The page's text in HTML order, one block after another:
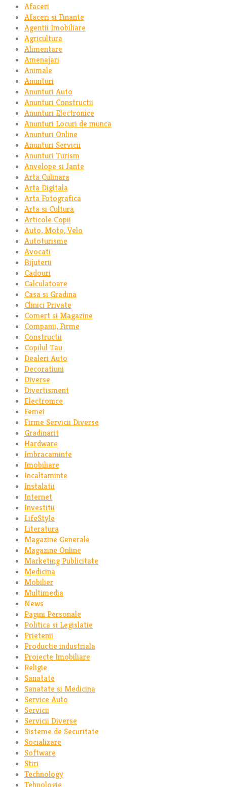
Afaceri
Afaceri si Finante
Agentii Imobiliare
Agricultura
Alimentare
Amenajari
Animale
Anunturi
Anunturi Auto
Anunturi Constructii
Anunturi Electronice
Anunturi Locuri de munca
Anunturi Online
Anunturi Servicii
Anunturi Turism
Anvelope si Jante
Arta Culinara
Arta Digitala
Arta Fotografica
Arta si Cultura
Articole Copii
Auto, Moto, Velo
Autoturisme
Avocati
Bijuterii
Cadouri
Calculatoare
Casa si Gradina
Clinici Private
Comert si Magazine
Companii, Firme
Constructii
Copilul Tau
Dealeri Auto
Decoratiuni
Diverse
Divertisment
Electronice
Femei
Firme Servicii Diverse
Gradinarit
Hardware
Imbracaminte
Imobiliare
Incaltaminte
Instalatii
Internet
Investitii
LifeStyle
Literatura
Magazine Generale
Magazine Online
Marketing Publicitate
Medicina
Mobilier
Multimedia
News
Pagini Personale
Politica si Legislatie
Prietenii
Productie industriala
Proiecte Imobiliare
Religie
Sanatate
Sanatate si Medicina
Service Auto
Servicii
Servicii Diverse
Sisteme de Securitate
Socializare
Software
Stiri
Technology
Tehnologie